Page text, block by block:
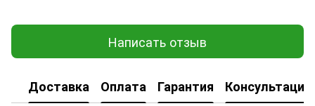
Написать отзыв
Доставка Оплата Гарантия Консультация